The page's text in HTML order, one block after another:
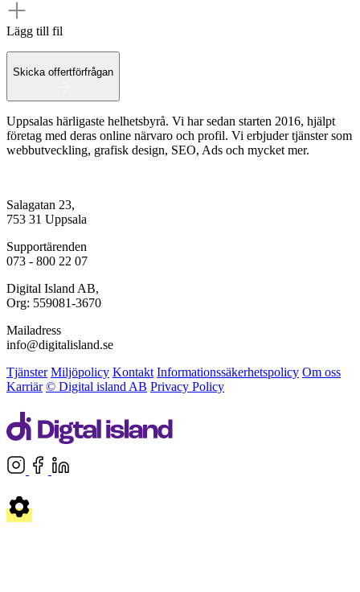
Lägg till fil
Skicka offertförfrågan
Uppsalas härligaste helhetsbyrå. Vi har sedan starten 2016, hjälpt
företag med deras online närvaro och profil. Vi erbjuder tjänster som
webbutveckling, grafisk design, SEO, Ads och mycket mer.
Salagatan 23,
753 31 Uppsala
Supportärenden
073 - 800 22 07
Digital Island AB,
Org: 559081-3670
Mailadress
info@digitalisland.se
Tjänster Miljöpolicy Kontakt Informationssäkerhetspolicy Om oss
Karriär © Digital island AB Privacy Policy